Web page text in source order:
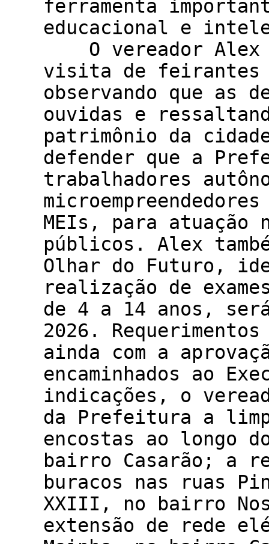
ferramenta
educacional e
O vereador Alex
visita de feirantes
observando que as
ouvidas e
patrimônio da
defender que a
trabalhadores
MEIs, para atuação
públicos. Alex
Olhar do Futuro,
realização de
de 4 a 14 anos,
2026.
ainda com a
encaminhados
indicações, o
da Prefeitura a
encostas ao longo
bairro Casarão; a
buracos nas ruas
XXIII, no bairro
extensão de rede